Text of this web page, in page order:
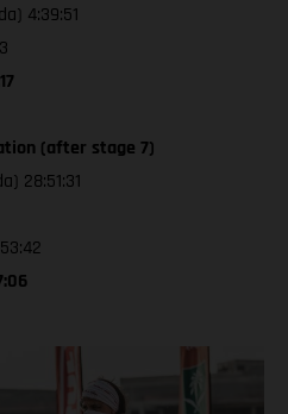
4:39:51
(after stage 7)
28:51:31